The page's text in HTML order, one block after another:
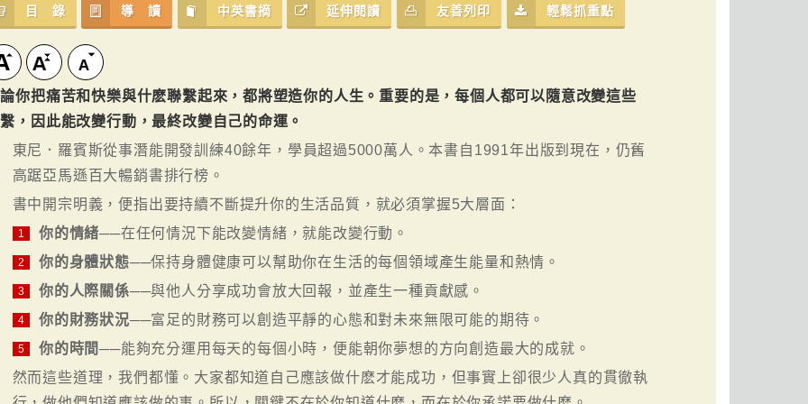
目 錄 導 讀 中英書摘 延伸閱讀 友善列印 輕鬆抓重點
你把痛苦和快樂與什麽聯繫起來，都將塑造你的人生。重要的是，每個人都可以隨意改變這些
，因此能改變行動，最終改變自己的命運。
東尼．羅賓斯從事潛能開發訓練40餘年，學員超過5000萬人。本書自1991年出版到現在，仍舊
高踞亞馬遜百大暢銷書排行榜。
書中開宗明義，便指出要持續不斷提升你的生活品質，就必須掌握5大層面：
1 你的情緒──在任何情況下能改變情緒，就能改變行動。
2 你的身體狀態──保持身體健康可以幫助你在生活的每個領域產生能量和熱情。
3 你的人際關係──與他人分享成功會放大回報，並產生一種貢獻感。
4 你的財務狀況──富足的財務可以創造平靜的心態和對未來無限可能的期待。
5 你的時間──能夠充分運用每天的每個小時，便能朝你夢想的方向創造最大的成就。
然而這些道理，我們都懂。大家都知道自己應該做什麽才能成功，但事實上卻很少人真的貫徹執